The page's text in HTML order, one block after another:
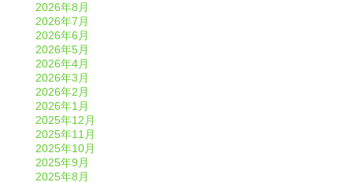
2026年8月
2026年7月
2026年6月
2026年5月
2026年4月
2026年3月
2026年2月
2026年1月
2025年12月
2025年11月
2025年10月
2025年9月
2025年8月